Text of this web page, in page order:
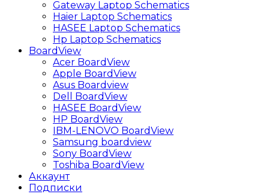
Gateway Laptop Schematics
Haier Laptop Schematics
HASEE Laptop Schematics
Hp Laptop Schematics
BoardView
Acer BoardView
Apple BoardView
Asus Boardview
Dell BoardView
HASEE BoardView
HP BoardView
IBM-LENOVO BoardView
Samsung boardview
Sony BoardView
Toshiba BoardView
Аккаунт
Подписки